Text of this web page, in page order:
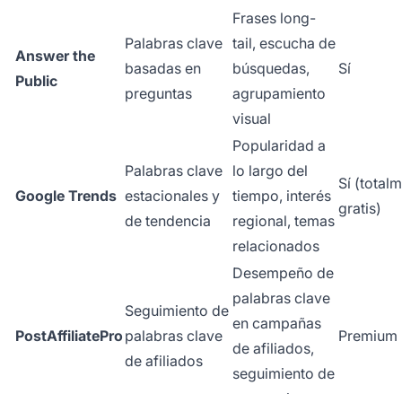
Answer the
Public
Palabras clave
basadas en
preguntas
Frases long-
tail, escucha de
búsquedas,
agrupamiento
visual
Sí
Google Trends
Palabras clave
estacionales y
de tendencia
Popularidad a
lo largo del
tiempo, interés
regional, temas
relacionados
Sí
gratis)
PostAffiliatePro
Seguimiento de
palabras clave
de afiliados
Desempeño de
palabras clave
en campañas
de afiliados,
seguimiento de
Premium